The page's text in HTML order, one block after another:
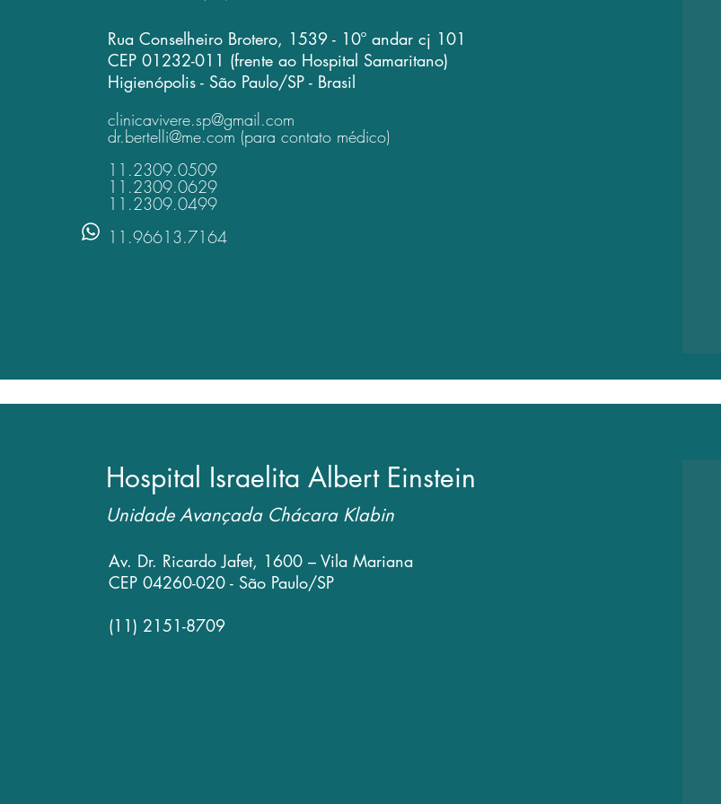
Rua Conselheiro Brotero, 1539 - 10º andar cj 101
CEP 01232-011 (frente ao Hospital Samaritano)
Higienópolis - São Paulo/SP - Brasil
clinicavivere.sp@gmail.com
dr.bertelli@me.com (para contato médico)
11.2309.0509
11.2309.0629
11.2309.0499
11.96613.7164
Hospital Israelita Albert Einstein
Unidade Avançada Chácara Klabin
Av. Dr. Ricardo Jafet, 1600 – Vila Mariana
CEP 04260-020 - São Paulo/SP
(11) 2151-8709